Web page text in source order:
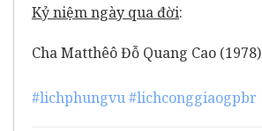
Kỷ niệm ngày qua đời:
Cha Matthêô Đỗ Quang Cao (1978)
#lichphungvu#lichconggiaogpbr